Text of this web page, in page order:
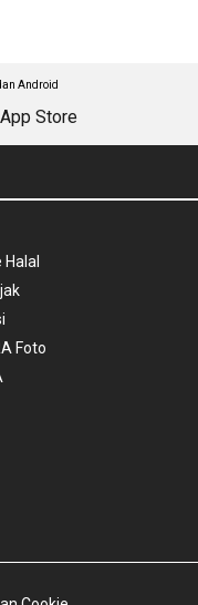
Android
Halal
Foto